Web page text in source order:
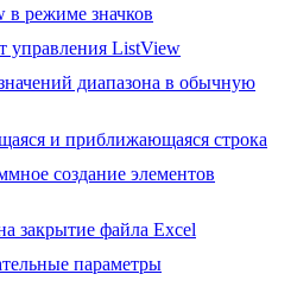
режиме значков
управления ListView
диапазона в обычную
и приближающаяся строка
создание элементов
закрытие файла Excel
параметры